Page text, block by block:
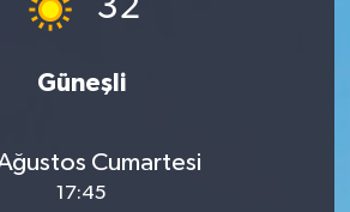
32
Güneşli
Cumartesi
17:45